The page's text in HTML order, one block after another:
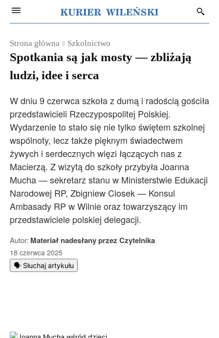
Strona główna Szkolnictwo
Spotkania są jak mosty — zbliżają
ludzi, idee i serca
W dniu 9 czerwca szkoła z dumą i radością gościła
przedstawicieli Rzeczypospolitej Polskiej.
Wydarzenie to stało się nie tylko świętem szkolnej
wspólnoty, lecz także pięknym świadectwem
żywych i serdecznych więzi łączących nas z
Macierzą. Z wizytą do szkoły przybyła Joanna
Mucha — sekretarz stanu w Ministerstwie Edukacji
Narodowej RP, Zbigniew Ciosek — Konsul
Ambasady RP w Wilnie oraz towarzyszący im
przedstawiciele polskiej delegacji.
Autor: Materiał nadesłany przez Czytelnika
18 czerwca 2025
🗣️ Słuchaj artykułu